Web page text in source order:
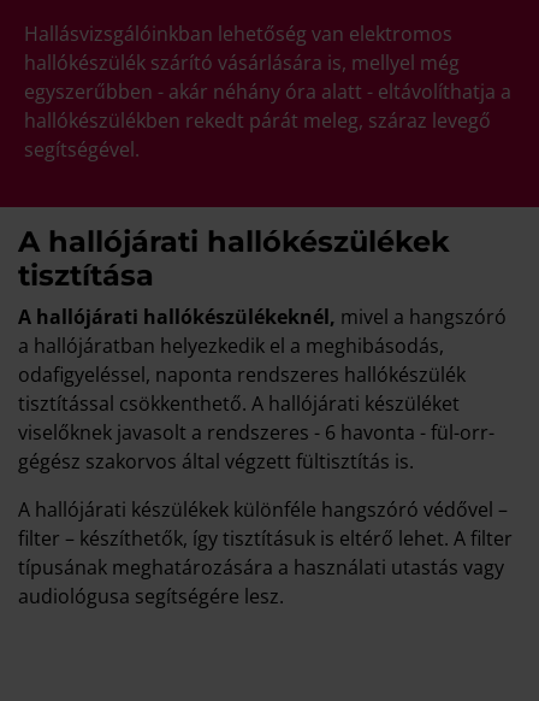
Hallásvizsgálóinkban lehetőség van elektromos
hallókészülék szárító vásárlására is, mellyel még
egyszerűbben - akár néhány óra alatt - eltávolíthatja a
hallókészülékben rekedt párát meleg, száraz levegő
segítségével.
A hallójárati hallókészülékek
tisztítása
A hallójárati hallókészülékeknél, mivel a hangszóró
a hallójáratban helyezkedik el a meghibásodás,
odafigyeléssel, naponta rendszeres hallókészülék
tisztítással csökkenthető. A hallójárati készüléket
viselőknek javasolt a rendszeres - 6 havonta - fül-orr-
gégész szakorvos által végzett fültisztítás is.
A hallójárati készülékek különféle hangszóró védővel –
filter – készíthetők, így tisztításuk is eltérő lehet. A filter
típusának meghatározására a használati utastás vagy
audiológusa segítségére lesz.